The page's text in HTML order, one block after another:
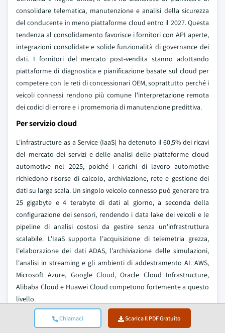
Chiamaci Scarica Il PDF Gratuito
consolidare telematica, manutenzione e analisi della sicurezza
del conducente in meno piattaforme cloud entro il 2027. Questa
tendenza al consolidamento favorisce i fornitori con API aperte,
integrazioni consolidate e solide funzionalità di governance dei
dati. I fornitori del mercato post-vendita stanno adottando
piattaforme di diagnostica e pianificazione basate sul cloud per
competere con le reti di concessionari OEM, soprattutto perché i
veicoli connessi rendono più comune l'interpretazione remota
dei codici di errore e i promemoria di manutenzione predittiva.
Per servizio cloud
L'infrastructure as a Service (IaaS) ha detenuto il 60,5% dei ricavi
del mercato dei servizi e delle analisi delle piattaforme cloud
automotive nel 2025, poiché i carichi di lavoro automotive
richiedono risorse di calcolo, archiviazione, rete e gestione dei
dati su larga scala. Un singolo veicolo connesso può generare tra
25 gigabyte e 4 terabyte di dati al giorno, a seconda della
configurazione dei sensori, rendendo i data lake dei veicoli e le
pipeline di analisi costosi da gestire senza un'infrastruttura
scalabile. L'IaaS supporta l'acquisizione di telemetria grezza,
l'elaborazione dei dati ADAS, l'archiviazione delle simulazioni,
l'analisi in streaming e gli ambienti di addestramento AI. AWS,
Microsoft Azure, Google Cloud, Oracle Cloud Infrastructure,
Alibaba Cloud e Huawei Cloud competono fortemente a questo
livello.
Il Platform as a Service (PaaS) ha rappresentato il 24,7% dei ricavi
e sta crescendo a un CAGR del 16,6%, mentre il Software as a